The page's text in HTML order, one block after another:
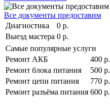
Все документы предоставим
Диагностика
0 р.
Выезд мастера 0 р.
Самые популярные услуги
Ремонт АКБ
400 р.
Ремонт блока питания
500 р.
Ремонт цепи питания
770 р.
Ремонт разъёма питания 600 р.